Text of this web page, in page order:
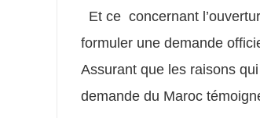
Et ce concernant
formuler une demande
Assurant que les raisons
demande du Maroc